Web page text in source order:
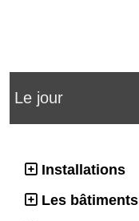
Le jour
Installations
Les bâtiments